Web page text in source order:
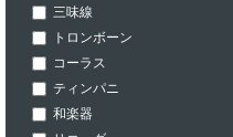
三味線
トロンボーン
コーラス
ティンパニ
和楽器